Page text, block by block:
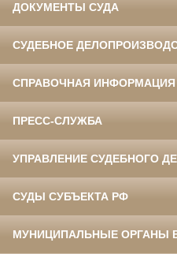
ДОКУМЕНТЫ СУДА
СУДЕБНОЕ
СПРАВОЧНАЯ ИНФОРМАЦИЯ
ПРЕСС-СЛУЖБА
УПРАВЛЕНИЕ СУДЕБНОГО
СУДЫ СУБЪЕКТА РФ
МУНИЦИПАЛЬНЫЕ ОРГАНЫ